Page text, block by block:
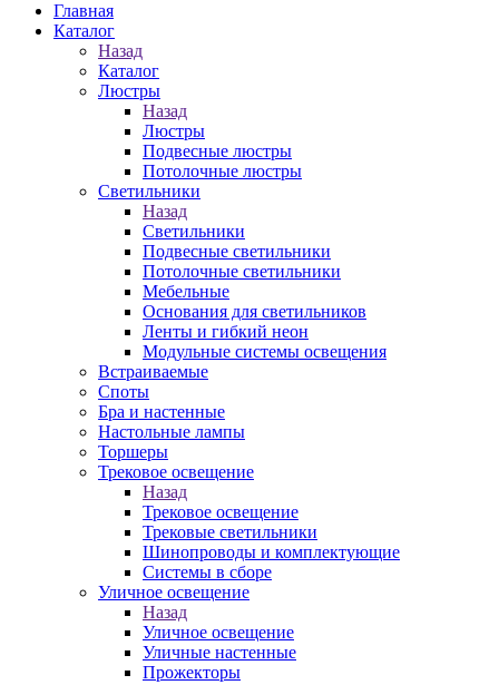
Главная
Каталог
Назад
Каталог
Люстры
Назад
Люстры
Подвесные люстры
Потолочные люстры
Светильники
Назад
Светильники
Подвесные светильники
Потолочные светильники
Мебельные
Основания для светильников
Ленты и гибкий неон
Модульные системы освещения
Встраиваемые
Споты
Бра и настенные
Настольные лампы
Торшеры
Трековое освещение
Назад
Трековое освещение
Трековые светильники
Шинопроводы и комплектующие
Системы в сборе
Уличное освещение
Назад
Уличное освещение
Уличные настенные
Прожекторы